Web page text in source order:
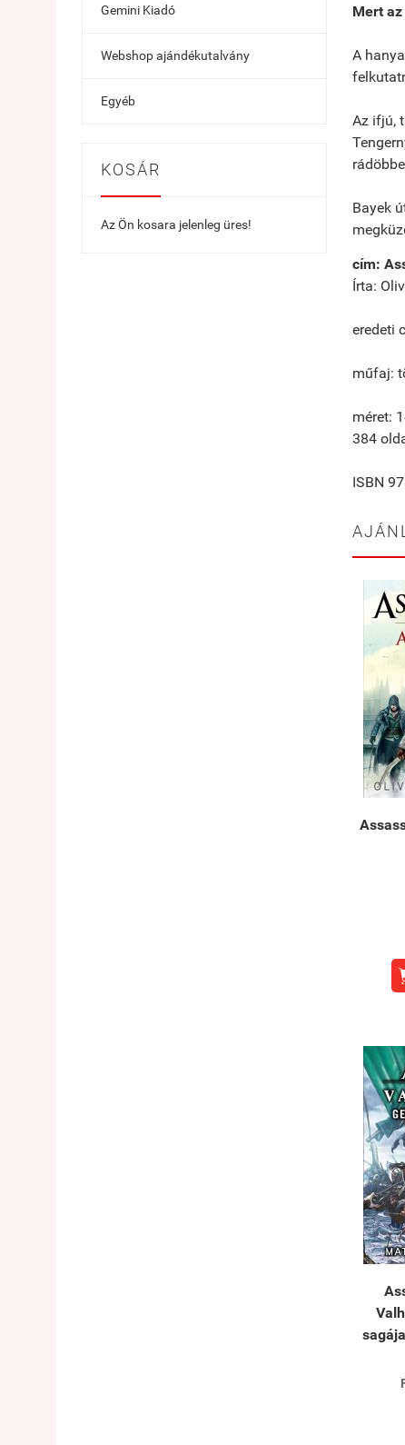
Gemini Kiadó
Webshop ajándékutalvány
Egyéb
KOSÁR
Az Ön kosara jelenleg üres!
Mert az
A
Az ifjú,
Bayek
cím:
Írta:
eredeti
műfaj:
méret:
384
ISBN